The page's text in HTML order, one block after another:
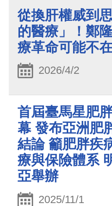
從換肝權威到
的醫療」！鄭
療革命可能不
2026/4/2
首屆臺馬星肥
幕 發布亞洲肥
結論 籲肥胖疾
療與保險體系
亞舉辦
2025/11/1